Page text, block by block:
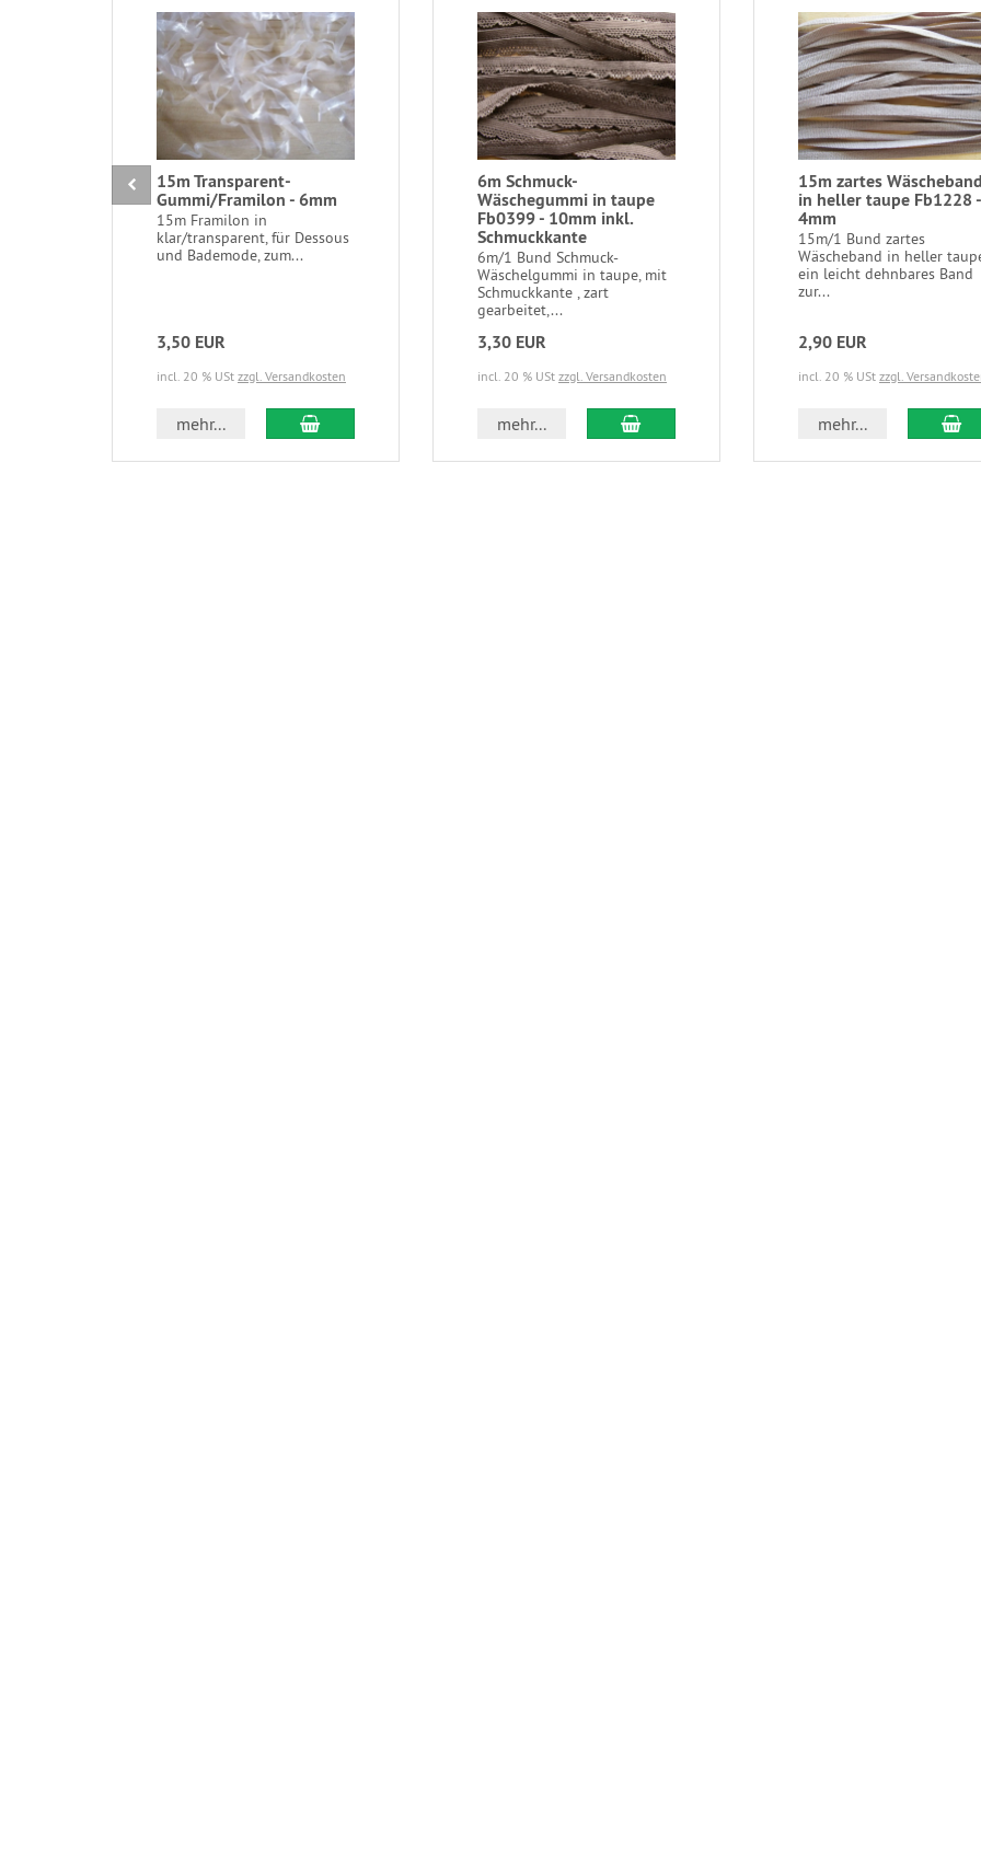
15m Transparent-
Gummi/Framilon - 6mm
15m Framilon in
klar/transparent, für Dessous
und Bademode, zum...
3,50 EUR
incl. 20 % USt zzgl. Versandkosten
mehr... In den Warenkorb
6m Schmuck-
Wäschegummi in taupe
Fb0399 - 10mm inkl.
Schmuckkante
6m/1 Bund Schmuck-
Wäschelgummi in taupe, mit
Schmuckkante , zart
gearbeitet,...
3,30 EUR
incl. 20 % USt zzgl. Versandkosten
mehr... In den Warenkorb
15m zartes Wäscheband
in heller taupe Fb1228 -
4mm
15m/1 Bund zartes
Wäscheband in heller
ein leicht dehnbares Band
zur...
2,90 EUR
incl. 20 % USt zzgl.
mehr... In